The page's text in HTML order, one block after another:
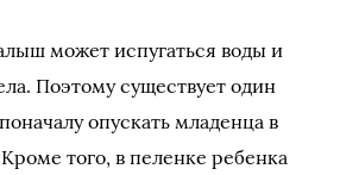
может испугаться воды и
Поэтому существует один
опускать младенца в
того, в пеленке ребенка